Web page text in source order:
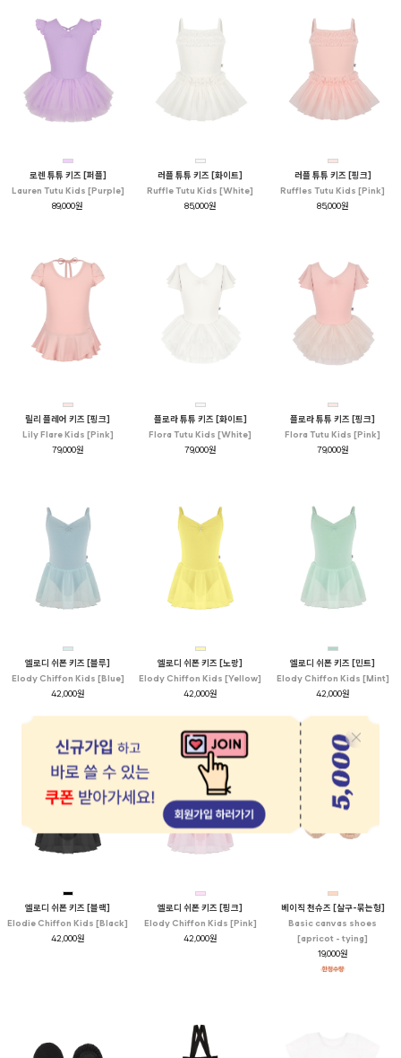
로렌 튜튜 키즈 [퍼플]
Lauren Tutu Kids [Purple]
89,000원
러플 튜튜 키즈 [화이트]
Ruffle Tutu Kids [White]
85,000원
러플 튜튜 키즈 [핑크]
Ruffles Tutu Kids [Pink]
85,000원
릴리 플레어 키즈 [핑크]
Lily Flare Kids [Pink]
79,000원
플로라 튜튜 키즈 [화이트]
Flora Tutu Kids [White]
79,000원
플로라 튜튜 키즈 [핑크]
Flora Tutu Kids [Pink]
79,000원
엘로디 쉬폰 키즈 [블루]
Elody Chiffon Kids [Blue]
42,000원
엘로디 쉬폰 키즈 [노랑]
Elody Chiffon Kids [Yellow]
42,000원
엘로디 쉬폰 키즈 [민트]
Elody Chiffon Kids [Mint]
42,000원
엘로디 쉬폰 키즈 [블랙]
Elodie Chiffon Kids [Black]
42,000원
엘로디 쉬폰 키즈 [핑크]
Elody Chiffon Kids [Pink]
42,000원
베이직 천슈즈 [살구-묶는형]
Basic canvas shoes
[apricot - tying]
19,000원